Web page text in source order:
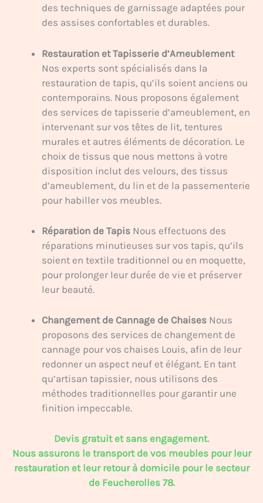
des techniques de garnissage adaptées pour
des assises confortables et durables.
Restauration et Tapisserie d’Ameublement
Nos experts sont spécialisés dans la
restauration de tapis, qu’ils soient anciens ou
contemporains. Nous proposons également
des services de tapisserie d’ameublement, en
intervenant sur vos têtes de lit, tentures
murales et autres éléments de décoration. Le
choix de tissus que nous mettons à votre
disposition inclut des velours, des tissus
d’ameublement, du lin et de la passementerie
pour habiller vos meubles.
Réparation de Tapis Nous effectuons des
réparations minutieuses sur vos tapis, qu’ils
soient en textile traditionnel ou en moquette,
pour prolonger leur durée de vie et préserver
leur beauté.
Changement de Cannage de Chaises Nous
proposons des services de changement de
cannage pour vos chaises Louis, afin de leur
redonner un aspect neuf et élégant. En tant
qu’artisan tapissier, nous utilisons des
méthodes traditionnelles pour garantir une
finition impeccable.
Devis gratuit et sans engagement.
Nous assurons le transport de vos meubles pour leur
restauration et leur retour à domicile pour le secteur
de Feucherolles 78.